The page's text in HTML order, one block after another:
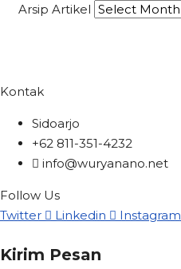
Arsip Artikel
Kontak
Sidoarjo
+62 811-351-4232
info@wuryanano.net
Follow Us
Twitter
Linkedin Instagram
Kirim Pesan